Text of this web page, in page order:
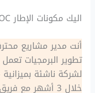
اليك مكونات الإطار RCR-EOC كاملا كالتالي:
تطوير البرمجيات
لشركة ناشئة